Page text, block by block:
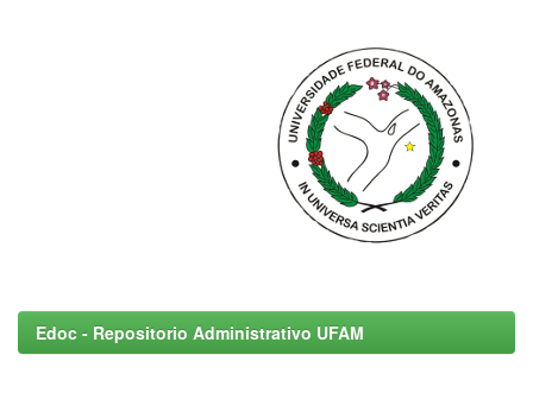
Edoc - Repositorio Administrativo UFAM